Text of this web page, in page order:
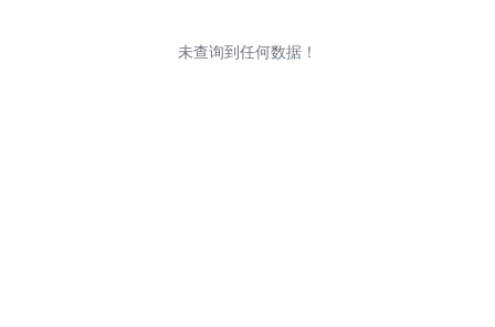
未查询到任何数据！